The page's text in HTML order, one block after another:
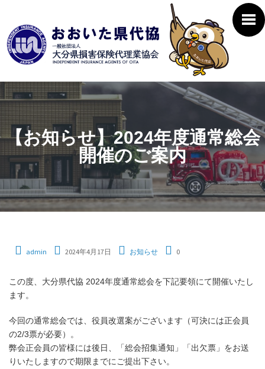
【お知らせ】2024年度通常総会
開催のご案内
admin 2024年4月17日 お知らせ 0
この度、大分県代協 2024年度通常総会を下記要領にて開催いたし
ます。
今回の通常総会では、役員改選案がございます（可決には正会員
の2/3票が必要）。
弊会正会員の皆様には後日、「総会招集通知」「出欠票」をお送
りいたしますので期限までにご提出下さい。